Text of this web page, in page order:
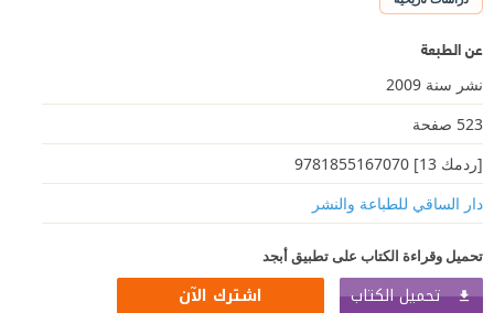
عن الطبعة
نشر سنة 2009
523 صفحة
[ردمك 13] 9781855167070
دار الساقي للطباعة والنشر
تحميل وقراءة الكتاب على تطبيق أبجد
تحميل الكتاب اشترك الآن